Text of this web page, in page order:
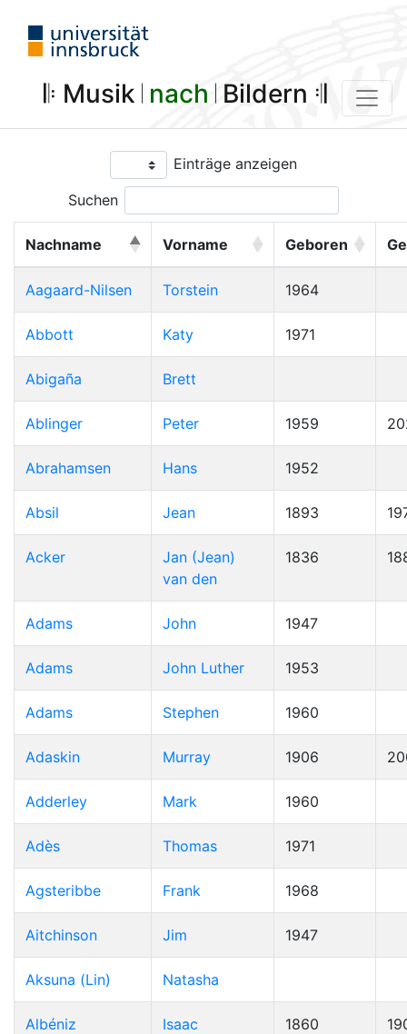
𝄆 Musik 𝄀 nach 𝄀 Bildern 𝄇
Einträge anzeigen
Suchen
Nachname Vorname Geboren
Aagaard-Nilsen Torstein 1964
Abbott Katy 1971
Abigaña Brett
Ablinger Peter 1959
Abrahamsen Hans 1952
Absil Jean 1893
Acker
Jan (Jean)
van den
1836
Adams John 1947
Adams John Luther 1953
Adams Stephen 1960
Adaskin Murray 1906
Adderley Mark 1960
Adès Thomas 1971
Agsteribbe Frank 1968
Aitchinson Jim 1947
Aksuna (Lin) Natasha
Albéniz Isaac 1860